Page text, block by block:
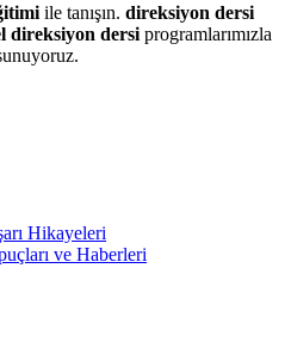
ile tanışın. direksiyon dersi
direksiyon dersi programlarımızla
Hikayeleri
ve Haberleri